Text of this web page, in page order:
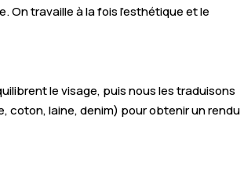
travaille à la fois l’esthétique et le
le visage, puis nous les traduisons
coton, laine, denim) pour obtenir un rendu